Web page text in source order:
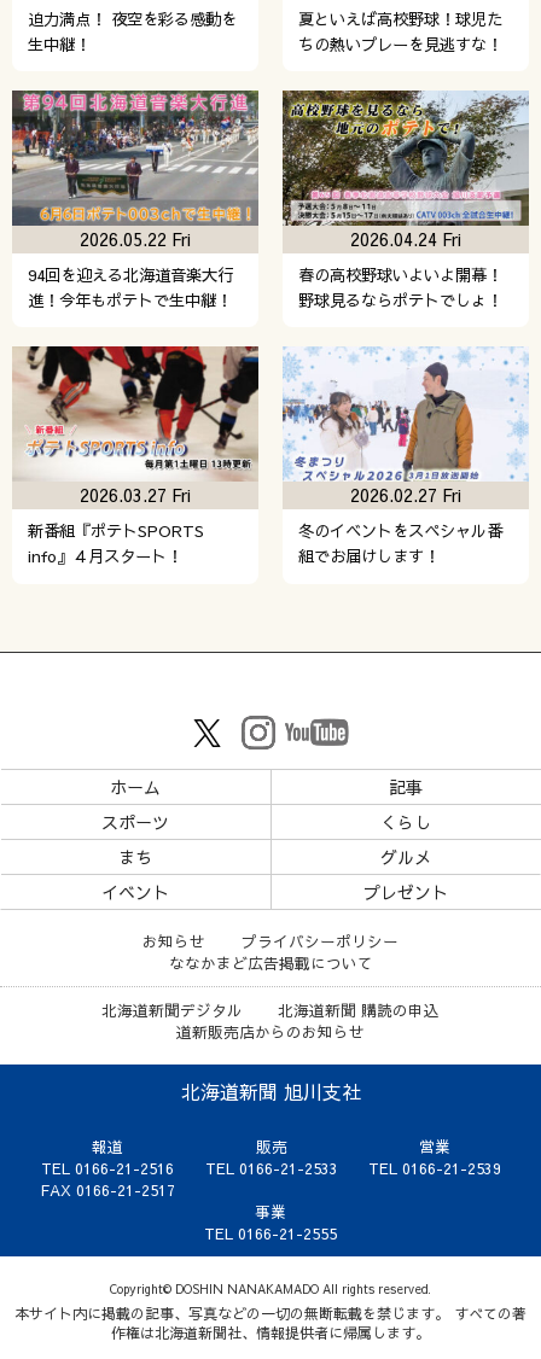
迫力満点！ 夜空を彩る感動を
生中継！
夏といえば高校野球！球児た
ちの熱いプレーを見逃すな！
94回を迎える北海道音楽大行
進！今年もポテトで生中継！
2026.05.22 Fri
春の高校野球いよいよ開幕！
野球見るならポテトでしょ！
2026.04.24 Fri
新番組『ポテトSPORTS
info』４月スタート！
2026.03.27 Fri
冬のイベントをスペシャル番
組でお届けします！
2026.02.27 Fri
ホーム
記事
スポーツ
くらし
まち
グルメ
イベント
プレゼント
お知らせ
プライバシーポリシー
ななかまど広告掲載について
北海道新聞デジタル
北海道新聞 購読の申込
道新販売店からのお知らせ
北海道新聞 旭川支社
報道
TEL 0166-21-2516
FAX 0166-21-2517
販売
TEL 0166-21-2533
営業
TEL 0166-21-2539
事業
TEL 0166-21-2555
Copyright© DOSHIN NANAKAMADO All rights reserved.
本サイト内に掲載の記事、写真などの一切の無断転載を禁じます。 すべての著
作権は北海道新聞社、情報提供者に帰属します。